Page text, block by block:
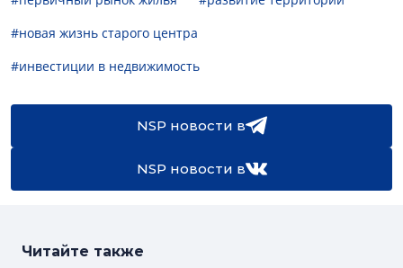
#новая жизнь старого центра
#инвестиции в недвижимость
NSP новости в
NSP новости в
Читайте также